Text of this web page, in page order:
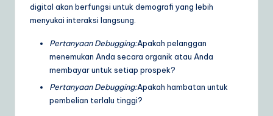
digital akan berfungsi untuk demografi yang lebih
menyukai interaksi langsung.
Pertanyaan Debugging:Apakah pelanggan
menemukan Anda secara organik atau Anda
membayar untuk setiap prospek?
Pertanyaan Debugging:Apakah hambatan untuk
pembelian terlalu tinggi?